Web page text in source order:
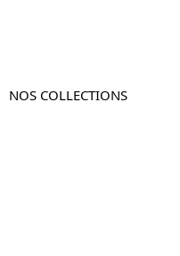
NOS COLLECTIONS